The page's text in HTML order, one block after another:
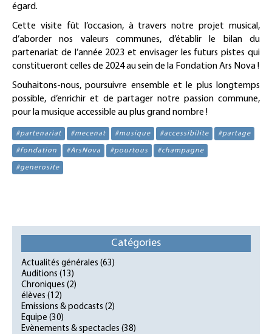
égard.
Cette visite fût l’occasion, à travers notre projet musical,
d’aborder nos valeurs communes, d’établir le bilan du
partenariat de l’année 2023 et envisager les futurs pistes qui
constitueront celles de 2024 au sein de la Fondation Ars Nova !
Souhaitons-nous, poursuivre ensemble et le plus longtemps
possible, d’enrichir et de partager notre passion commune,
pour la musique accessible au plus grand nombre !
#partenariat #mecenat #musique #accessibilite #partage
#fondation #ArsNova #pourtous #champagne
#generosite
Catégories
Actualités générales (63)
Auditions (13)
Chroniques (2)
élèves (12)
Emissions & podcasts (2)
Equipe (30)
Evènements & spectacles (38)